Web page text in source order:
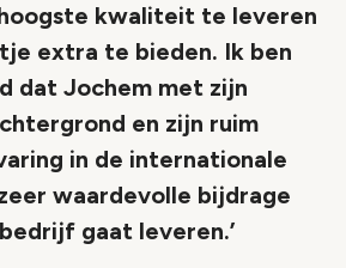
kwaliteit te leveren
extra te bieden. Ik ben
dat Jochem met zijn
en zijn ruim
in de internationale
waardevolle bijdrage
gaat leveren.’